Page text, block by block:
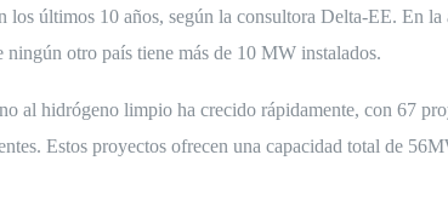
los últimos 10 años, según la consultora Delta-EE. En
otro país tiene más de 10 MW instalados.
al hidrógeno limpio ha crecido rápidamente, con 67
Estos proyectos ofrecen una capacidad total de